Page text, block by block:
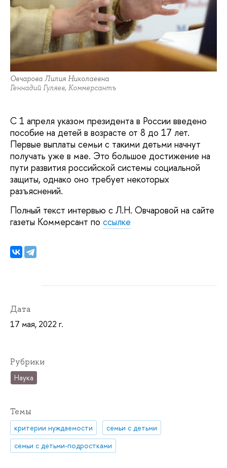
Овчарова Лилия Николаевна
Геннадий Гуляев, Коммерсантъ
С 1 апреля указом президента в России введено
пособие на детей в возрасте от 8 до 17 лет.
Первые выплаты семьи с такими детьми начнут
получать уже в мае. Это большое достижение на
пути развития российской системы социальной
защиты, однако оно требует некоторых
разъяснений.
Полный текст интервью с Л.Н. Овчаровой на сайте
газеты Коммерсант по ссылке
Дата
17 мая, 2022 г.
Рубрики
Наука
Темы
критерии нуждаемости
семьи с детьми
семьи с детьми-подростками